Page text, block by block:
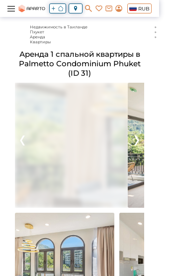
RUB
Недвижимость в Таиланде
Пхукет
Аренда
Квартиры
Аренда 1 спальной квартиры в
Palmetto Condominium Phuket
(ID 31)